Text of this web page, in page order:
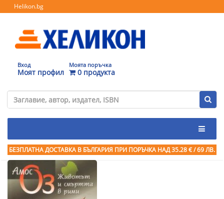
Helikon.bg
Вход
Моят профил
Моята поръчка
0 продукта
БЕЗПЛАТНА ДОСТАВКА В БЪЛГАРИЯ ПРИ ПОРЪЧКА НАД 35.28 € / 69 ЛВ.